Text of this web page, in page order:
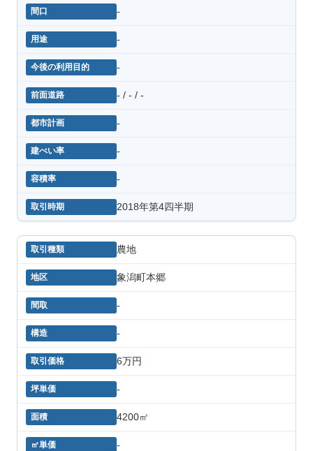
-
-
-
- / - / -
-
-
-
2018年第4四半期
農地
象潟町本郷
-
-
6万円
-
4200㎡
-